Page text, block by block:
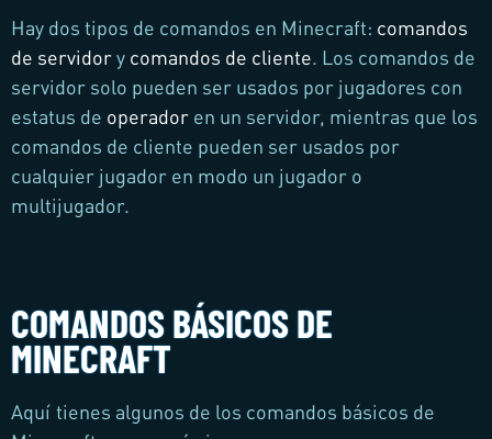
Hay dos tipos de comandos en Minecraft: comandos
de servidory comandos de cliente. Los comandos de
servidor solo pueden ser usados por jugadores con
estatus de operador en un servidor, mientras que los
comandos de cliente pueden ser usados por
cualquier jugador en modo un jugador o
multijugador.
COMANDOS BÁSICOS DE
MINECRAFT
Aquí tienes algunos de los comandos básicos de